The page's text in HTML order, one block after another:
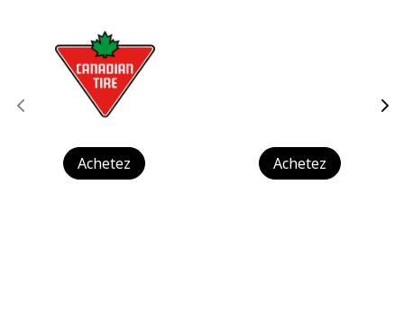
Achetez Achetez